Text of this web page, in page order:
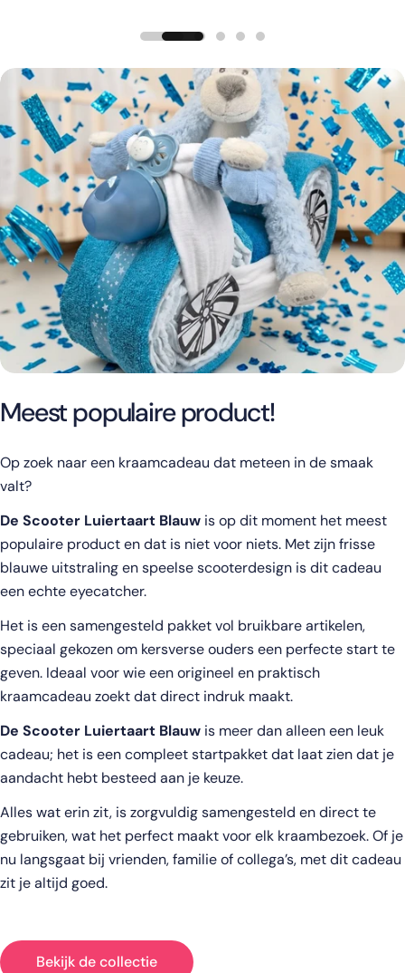
Meest populaire product!
Op zoek naar een kraamcadeau dat meteen in de smaak
valt?
De Scooter Luiertaart Blauw is op dit moment het meest
populaire product en dat is niet voor niets. Met zijn frisse
blauwe uitstraling en speelse scooterdesign is dit cadeau
een echte eyecatcher.
Het is een samengesteld pakket vol bruikbare artikelen,
speciaal gekozen om kersverse ouders een perfecte start te
geven. Ideaal voor wie een origineel en praktisch
kraamcadeau zoekt dat direct indruk maakt.
De Scooter Luiertaart Blauw is meer dan alleen een leuk
cadeau; het is een compleet startpakket dat laat zien dat je
aandacht hebt besteed aan je keuze.
Alles wat erin zit, is zorgvuldig samengesteld en direct te
gebruiken, wat het perfect maakt voor elk kraambezoek. Of je
nu langsgaat bij vrienden, familie of collega’s, met dit cadeau
zit je altijd goed.
Bekijk de collectie